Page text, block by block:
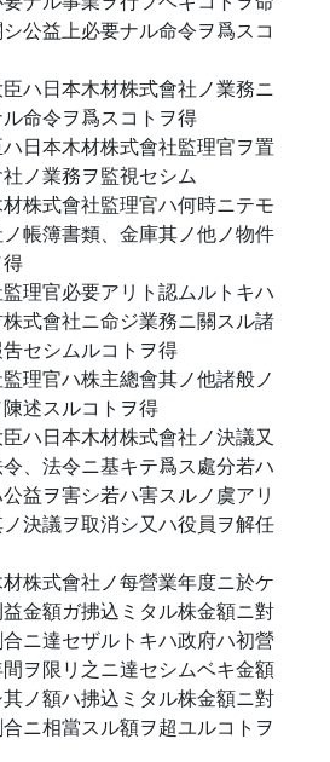
公益上必要ナル命令ヲ爲スコ
ハ日本木材株式會社ノ業務ニ
命令ヲ爲スコトヲ得
日本木材株式會社監理官ヲ置
ノ業務ヲ監視セシム
株式會社監理官ハ何時ニテモ
帳簿書類、金庫其ノ他ノ物件
理官必要アリト認ムルトキハ
式會社ニ命ジ業務ニ關スル諸
セシムルコトヲ得
理官ハ株主總會其ノ他諸般ノ
述スルコトヲ得
ハ日本木材株式會社ノ決議又
、法令ニ基キテ爲ス處分若ハ
益ヲ害シ若ハ害スルノ虞アリ
ノ決議ヲ取消シ又ハ役員ヲ解任
株式會社ノ每營業年度ニ於ケ
金額ガ拂込ミタル株金額ニ對
ニ達セザルトキハ政府ハ初營
ヲ限リ之ニ達セシムベキ金額
ノ額ハ拂込ミタル株金額ニ對
ニ相當スル額ヲ超ユルコトヲ